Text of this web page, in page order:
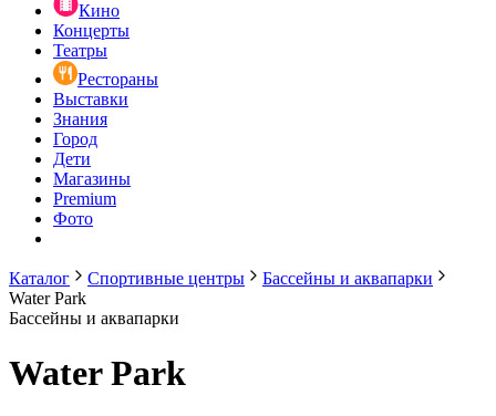
Кино
Концерты
Театры
Рестораны
Выставки
Знания
Город
Дети
Магазины
Premium
Фото
Каталог Спортивные центры
Бассейны и аквапарки
Water Park
Бассейны и аквапарки
Water Park